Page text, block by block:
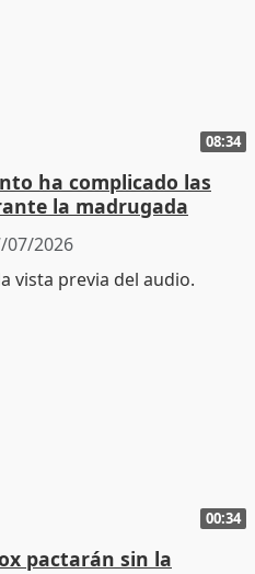
08:34
ha complicado las
la madrugada
07/2026
00:34
pactarán sin la